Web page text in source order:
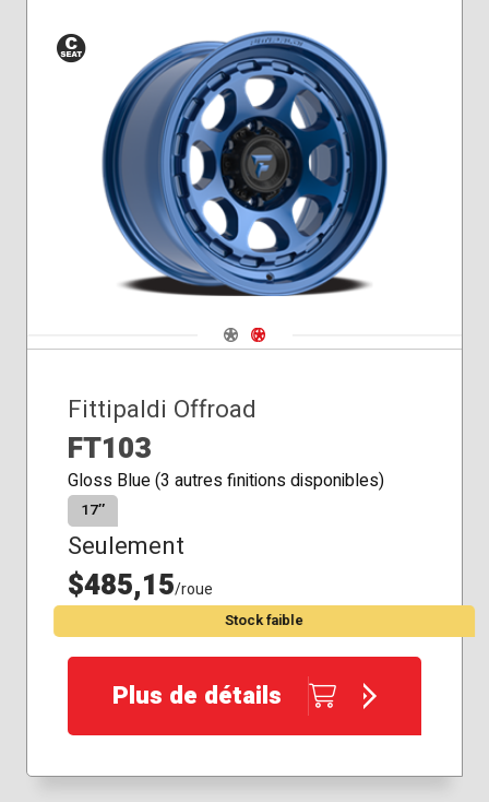
Siège
conique
Navigate 1
Navigate 2
Fittipaldi Offroad
FT103
Gloss Blue (3 autres finitions disponibles)
17″
Seulement
$485,15/roue
Stock faible
Plus de détails